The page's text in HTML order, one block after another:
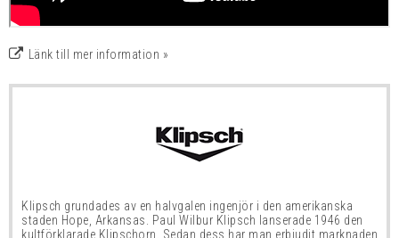
Länk till mer information »
Klipsch grundades av en halvgalen ingenjör i den amerikanska
staden Hope, Arkansas. Paul Wilbur Klipsch lanserade 1946 den
kultförklarade Klipschorn. Sedan dess har man erbjudit marknaden